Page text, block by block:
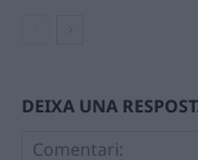
DEIXA UNA